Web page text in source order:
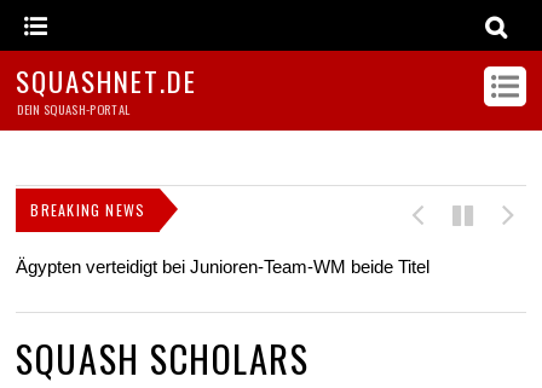
SQUASHNET.DE
DEIN SQUASH-PORTAL
BREAKING NEWS
Ägypten verteidigt bei Junioren-Team-WM beide Titel
SQUASH SCHOLARS